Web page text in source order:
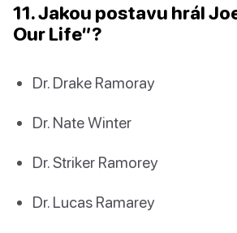
11. Jakou postavu hrál
Our Life”?
Dr. Drake Ramoray
Dr. Nate Winter
Dr. Striker Ramorey
Dr. Lucas Ramarey